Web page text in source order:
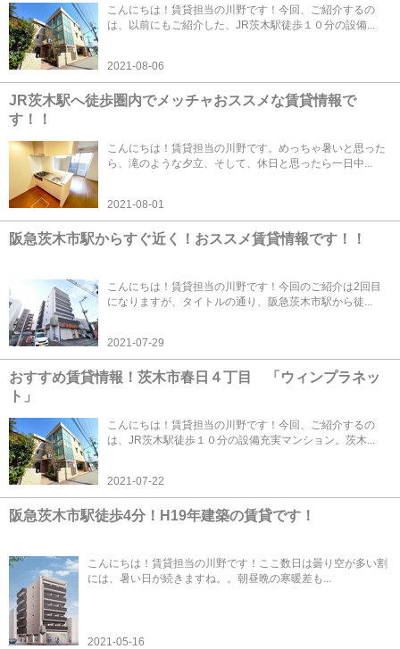
こんにちは！賃貸担当の川野です！今回、ご紹介するの
は、以前にもご紹介した、JR茨木駅徒歩１０分の設備...
2021-08-06
JR茨木駅へ徒歩圏内でメッチャおススメな賃貸情報で
す！！
こんにちは！賃貸担当の川野です。めっちゃ暑いと思った
ら、滝のような夕立、そして、休日と思ったら一日中...
2021-08-01
阪急茨木市駅からすぐ近く！おススメ賃貸情報です！！
こんにちは！賃貸担当の川野です！今回のご紹介は2回目
になりますが、タイトルの通り、阪急茨木市駅から徒...
2021-07-29
おすすめ賃貸情報！茨木市春日４丁目 「ウィンプラネッ
ト」
こんにちは！賃貸担当の川野です！今回、ご紹介するの
は、JR茨木駅徒歩１０分の設備充実マンション。茨木...
2021-07-22
阪急茨木市駅徒歩4分！H19年建築の賃貸です！
こんにちは！賃貸担当の川野です！ここ数日は曇り空が多い割
には、暑い日が続きますね。。朝昼晩の寒暖差も...
2021-05-16